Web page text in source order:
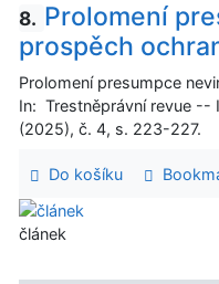
8. Prolomení
prospěch
Prolomení presumpce
In: Trestněprávní revue --
(2025), č. 4, s. 223-227.
Do košíku
článek